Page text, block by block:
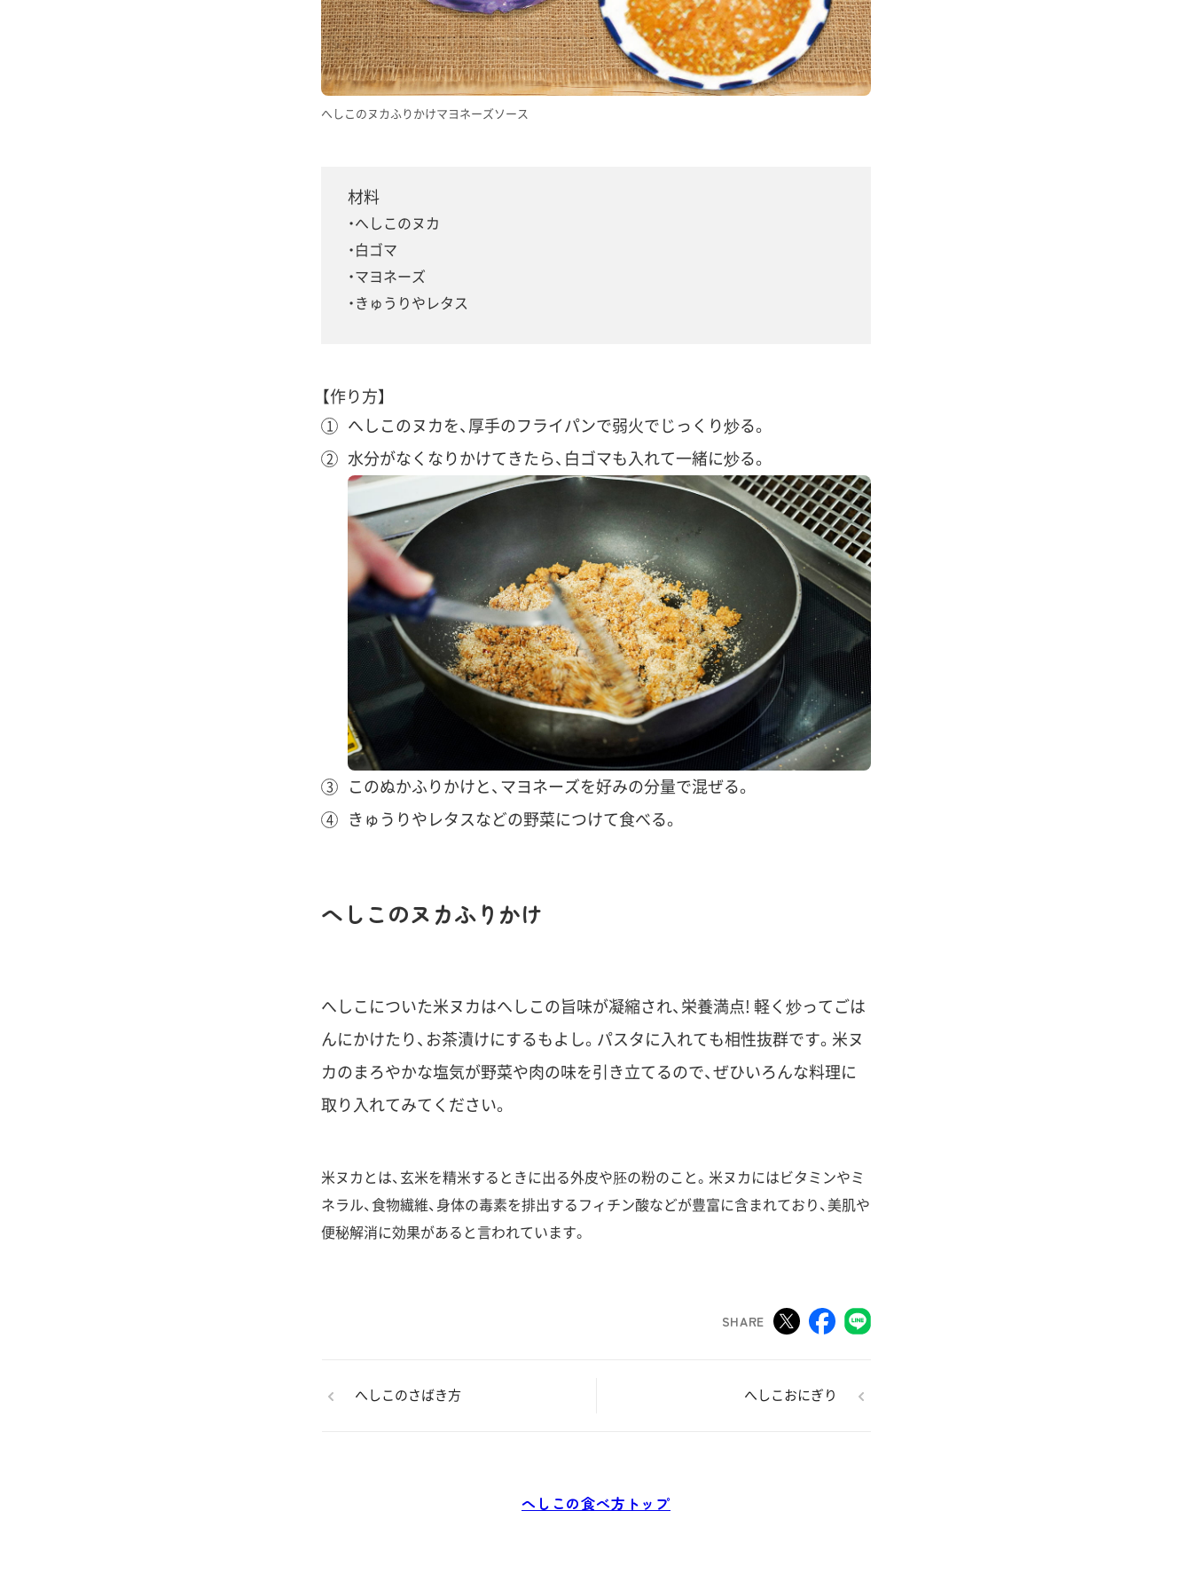
へしこのヌカふりかけマヨネーズソース
材料
へしこのヌカ
白ゴマ
マヨネーズ
きゅうりやレタス
【作り方】
へしこのヌカを、厚手のフライパンで弱火でじっくり炒る。
水分がなくなりかけてきたら、白ゴマも入れて一緒に炒る。
このぬかふりかけと、マヨネーズを好みの分量で混ぜる。
きゅうりやレタスなどの野菜につけて食べる。
へしこのヌカふりかけ
へしこについた米ヌカはへしこの旨味が凝縮され、栄養満点! 軽く炒ってごは
んにかけたり、お茶漬けにするもよし。パスタに入れても相性抜群です。米ヌ
カのまろやかな塩気が野菜や肉の味を引き立てるので、ぜひいろんな料理に
取り入れてみてください。
米ヌカとは、玄米を精米するときに出る外皮や胚の粉のこと。米ヌカにはビタミンやミ
ネラル、食物繊維、身体の毒素を排出するフィチン酸などが豊富に含まれており、美肌や
便秘解消に効果があると言われています。
SHARE
へしこのさばき方 へしこおにぎり
へしこの食べ方トップ